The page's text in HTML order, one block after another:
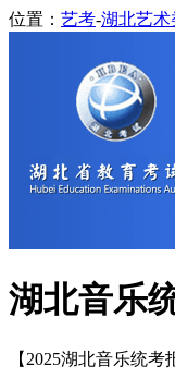
位置： 艺考-湖北艺术
湖北音乐
【2025湖北音乐统